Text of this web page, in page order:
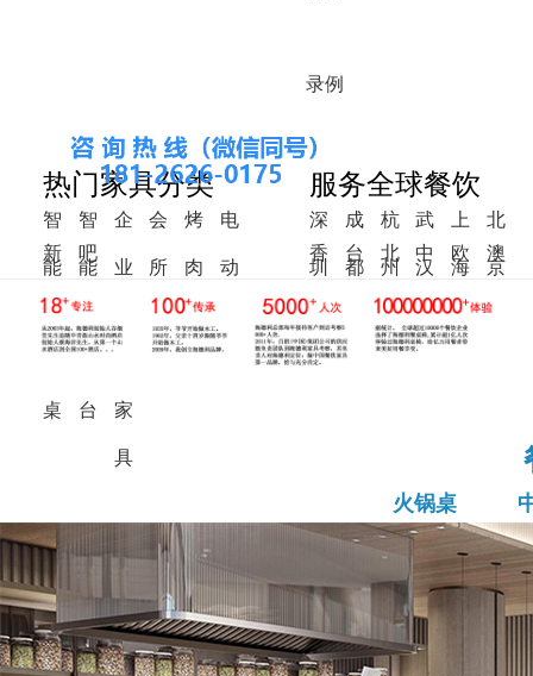
录例
热门家具分类
智
能
火
桌
智
能
调
台
企
业
家
具
会
所
家
烤
肉
桌
电
动
新
中
式
吧
椅
服务全球餐饮
深
圳
成
都
杭
州
武
汉
上
海
北
京
香
港
台 北
美
中
东
欧
洲
澳
洲
火锅桌